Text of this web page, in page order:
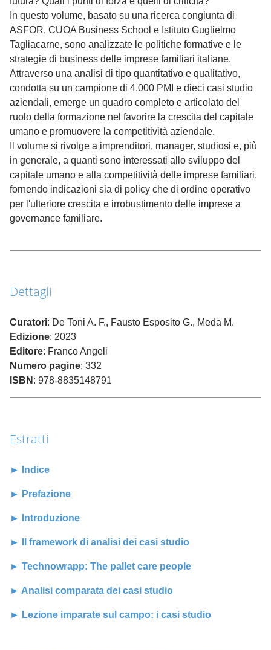
In questo volume, basato su una ricerca congiunta di
ASFOR, CUOA Business School e Istituto Guglielmo
Tagliacarne, sono analizzate le politiche formative e le
strategie di business delle imprese familiari italiane.
Attraverso una analisi di tipo quantitativo e qualitativo,
condotta su un campione di 4.000 PMI e dieci casi studio
aziendali, emerge un quadro completo e articolato del
ruolo della formazione nel favorire la crescita del capitale
umano e promuovere la competitività aziendale.
Il volume si rivolge a imprenditori, manager, studiosi e, più
in generale, a quanti sono interessati allo sviluppo del
capitale umano e alla competitività delle imprese familiari,
fornendo indicazioni sia di policy che di ordine operativo
per l'ulteriore crescita e irrobustimento delle imprese a
governance familiare.
Dettagli
Curatori: De Toni A. F., Fausto Esposito G., Meda M.
Edizione: 2023
Editore: Franco Angeli
Numero pagine: 332
ISBN : 978-8835148791
Estratti
► Indice
► Prefazione
► Introduzione
► Il framework di analisi dei casi studio
► Technowrapp: The pallet care people
► Analisi comparata dei casi studio
► Lezione imparate sul campo: i casi studio